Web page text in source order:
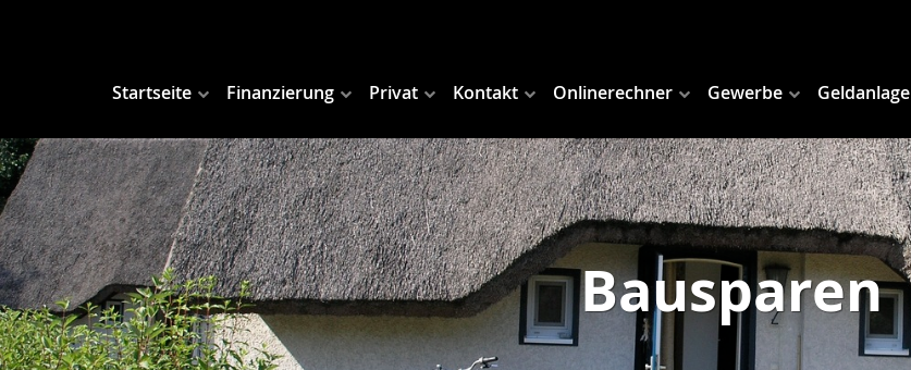
Startseite Finanzierung Privat Kontakt Onlinerechner Gewerbe Geldanlage
Bausparen